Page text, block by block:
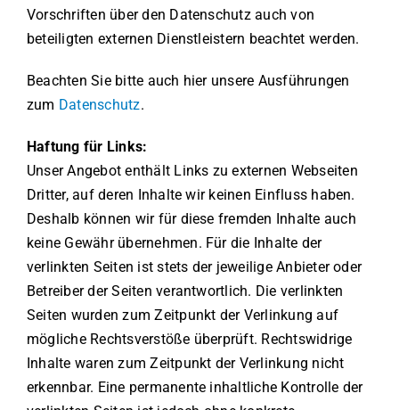
Vorschriften über den Datenschutz auch von
beteiligten externen Dienstleistern beachtet werden.
Beachten Sie bitte auch hier unsere Ausführungen
zum Datenschutz.
Haftung für Links:
Unser Angebot enthält Links zu externen Webseiten
Dritter, auf deren Inhalte wir keinen Einfluss haben.
Deshalb können wir für diese fremden Inhalte auch
keine Gewähr übernehmen. Für die Inhalte der
verlinkten Seiten ist stets der jeweilige Anbieter oder
Betreiber der Seiten verantwortlich. Die verlinkten
Seiten wurden zum Zeitpunkt der Verlinkung auf
mögliche Rechtsverstöße überprüft. Rechtswidrige
Inhalte waren zum Zeitpunkt der Verlinkung nicht
erkennbar. Eine permanente inhaltliche Kontrolle der